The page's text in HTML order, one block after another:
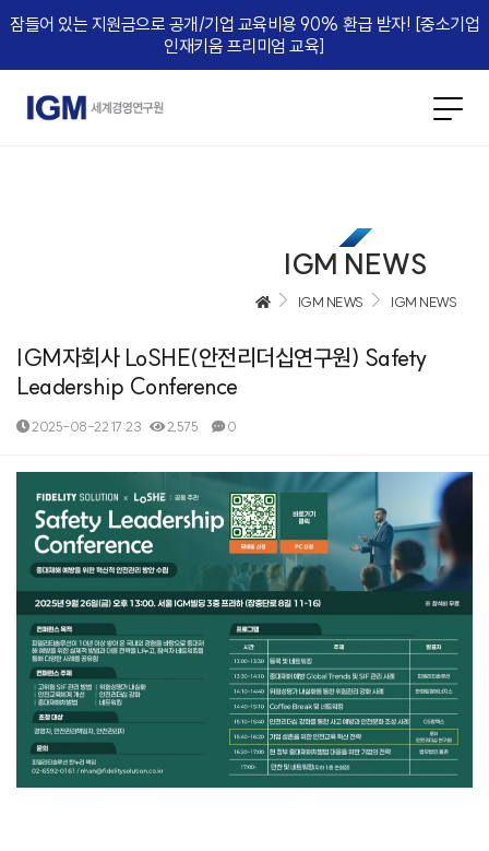
잠들어 있는 지원금으로 공개/기업 교육비용 90% 환급 받자! [중소기업
인재키움 프리미엄 교육]​
IGM NEWS
IGM NEWS IGM NEWS
IGM자회사 LoSHE(안전리더십연구원) Safety
Leadership Conference
2025-08-22 17:23 2,575 0